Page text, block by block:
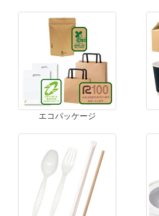
エコパッケージ